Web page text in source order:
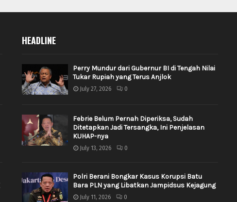
HEADLINE
Perry Mundur dari Gubernur BI di Tengah Nilai
Tukar Rupiah yang Terus Anjlok
July 27, 2026 0
Febrie Belum Pernah Diperiksa, Sudah
Ditetapkan Jadi Tersangka, Ini Penjelasan
KUHAP-nya
July 13, 2026 0
Polri Berani Bongkar Kasus Korupsi Batu
Bara PLN yang Libatkan Jampidsus Kejagung
July 11, 2026 0